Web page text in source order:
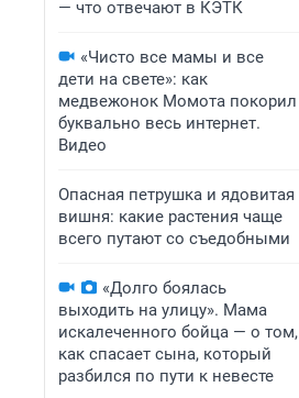
— что отвечают в КЭТК
«Чисто все мамы и все
дети на свете»: как
медвежонок Момота покорил
буквально весь интернет.
Видео
Опасная петрушка и ядовитая
вишня: какие растения чаще
всего путают со съедобными
«Долго боялась
выходить на улицу». Мама
искалеченного бойца — о том,
как спасает сына, который
разбился по пути к невесте